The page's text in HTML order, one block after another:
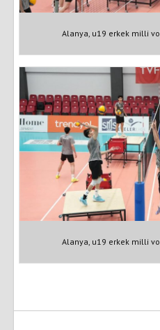
Alanya, u19 erkek milli
Alanya, u19 erkek milli